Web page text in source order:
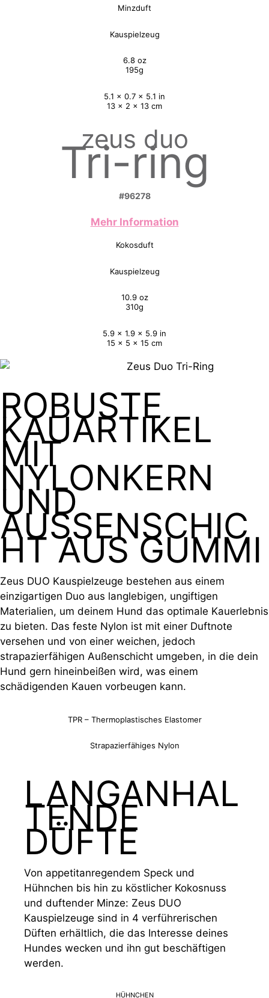
Minzduft
Kauspielzeug
6.8 oz
195g
5.1 x 0.7 x 5.1 in
13 x 2 x 13 cm
zeus duo
Tri-ring
#96278
Mehr Information
Kokosduft
Kauspielzeug
10.9 oz
310g
5.9 x 1.9 x 5.9 in
15 x 5 x 15 cm
ROBUSTE
KAUARTIKEL
MIT
NYLONKERN
UND
AUSSENSCHIC
HT AUS GUMMI
Zeus DUO Kauspielzeuge bestehen aus einem
einzigartigen Duo aus langlebigen, ungiftigen
Materialien, um deinem Hund das optimale Kauerlebnis
zu bieten. Das feste Nylon ist mit einer Duftnote
versehen und von einer weichen, jedoch
strapazierfähigen Außenschicht umgeben, in die dein
Hund gern hineinbeißen wird, was einem
schädigenden Kauen vorbeugen kann.
TPR – Thermoplastisches Elastomer
Strapazierfähiges Nylon
LANGANHAL
TENDE
DÜFTE
Von appetitanregendem Speck und
Hühnchen bis hin zu köstlicher Kokosnuss
und duftender Minze: Zeus DUO
Kauspielzeuge sind in 4 verführerischen
Düften erhältlich, die das Interesse deines
Hundes wecken und ihn gut beschäftigen
werden.
HÜHNCHEN